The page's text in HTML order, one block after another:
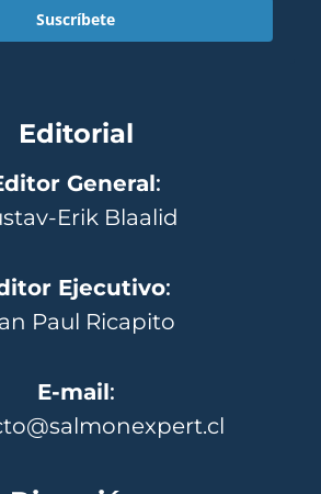
Suscríbete
Editorial
General:
Erik Blaalid
Ejecutivo:
Paul Ricapito
E-mail: